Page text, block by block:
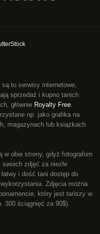
są to serwisy internetowe,
sprzedaż i kupno tanich
głównie Royalty Free.
np. jako grafika na
magazynach lub książkach
w obie strony, gdyż fotografom
zdjęć za niezłe
i dość tani dostęp do
Zdjęcia można
który jest tańszy w
300 ściągnięć za 90$).